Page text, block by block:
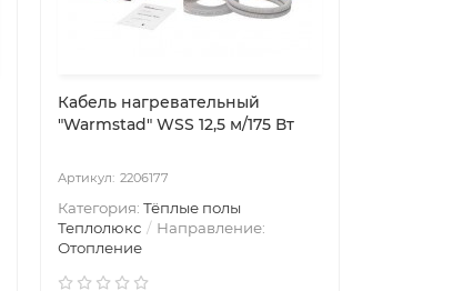
Кабель нагревательный
"Warmstad" WSS 12,5 м/175 Вт
2206177
Категория: Тёплые полы
Теплолюкс
Направление:
Отопление